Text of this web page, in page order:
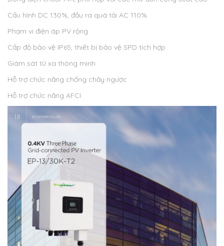
Cấu hình DC 130%, đầu ra quá tải AC 110%
Phạm vi điện áp PV rộng
Cấp độ bảo vệ IP65, thiết bị bảo vệ SPD tích hợp
Giám sát từ xa thông minh
Hỗ trợ chức năng chống chảy ngược
Hỗ trợ chức năng AFCI